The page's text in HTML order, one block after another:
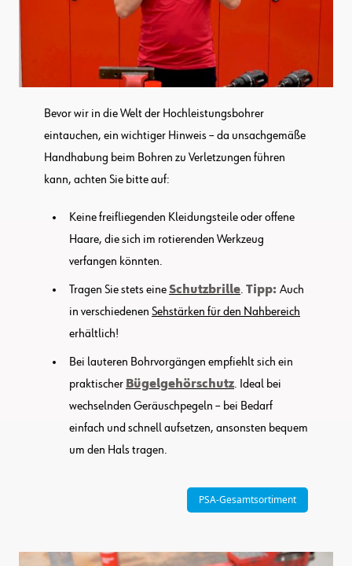
Bevor wir in die Welt der Hochleistungsbohrer
eintauchen, ein wichtiger Hinweis – da unsachgemäße
Handhabung beim Bohren zu Verletzungen führen
kann, achten Sie bitte auf:
Keine freifliegenden Kleidungsteile oder offene
Haare, die sich im rotierenden Werkzeug
verfangen könnten.
Tragen Sie stets eineSchutzbrille. Tipp: Auch
in verschiedenen Sehstärken für den Nahbereich
erhältlich!
Bei lauteren Bohrvorgängen empfiehlt sich ein
praktischer Bügelgehörschutz. Ideal bei
wechselnden Geräuschpegeln – bei Bedarf
einfach und schnell aufsetzen, ansonsten bequem
um den Hals tragen.
PSA-Gesamtsortiment